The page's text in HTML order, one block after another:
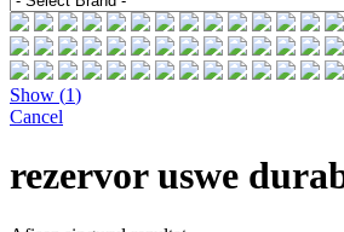
Show (1)
Cancel
rezervor uswe